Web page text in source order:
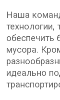
Наша
технологии,
обеспечить
мусора.
идеально